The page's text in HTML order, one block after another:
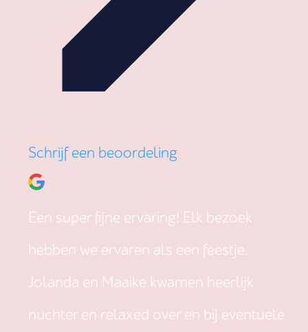
Schrijf een beoordeling
Een super fijne ervaring! Elk bezoek
hebben we ervaren als een feestje.
Jolanda en Maaike kwamen heerlijk
nuchter en relaxed over en bij eventuele